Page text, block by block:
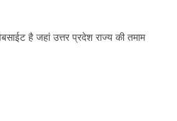
है जहां उत्तर प्रदेश राज्य की तमाम